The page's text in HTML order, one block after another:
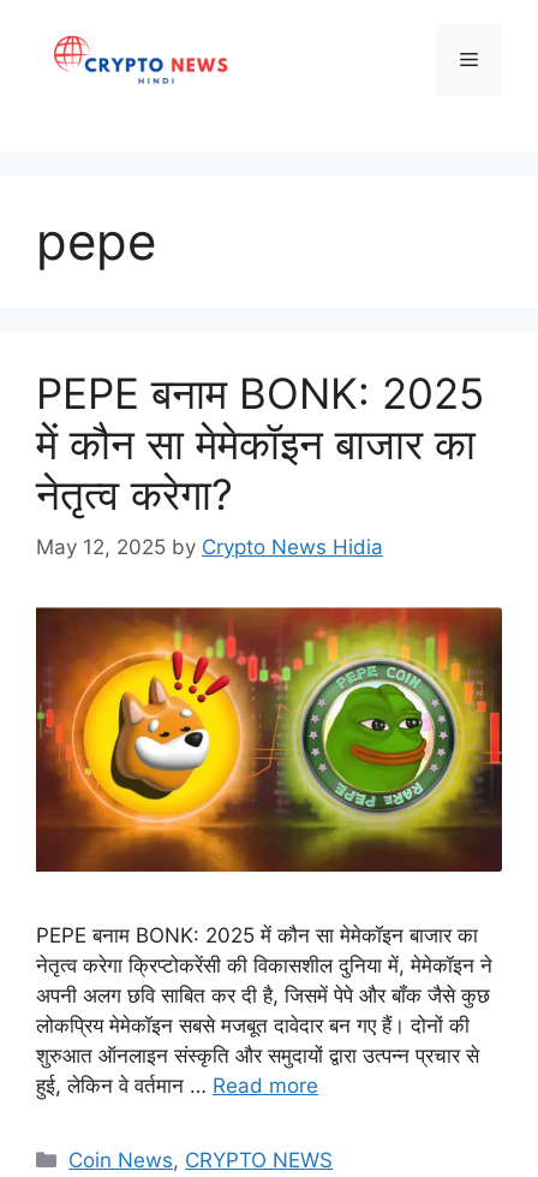
content
Menu
pepe
PEPE बनाम BONK: 2025
में कौन सा मेमेकॉइन बाजार का
नेतृत्व करेगा?
May 12, 2025 by Crypto News Hidia
PEPE बनाम BONK: 2025 में कौन सा मेमेकॉइन बाजार का
नेतृत्व करेगा क्रिप्टोकरेंसी की विकासशील दुनिया में, मेमेकॉइन ने
अपनी अलग छवि साबित कर दी है, जिसमें पेपे और बॉंक जैसे कुछ
लोकप्रिय मेमेकॉइन सबसे मजबूत दावेदार बन गए हैं। दोनों की
शुरुआत ऑनलाइन संस्कृति और समुदायों द्वारा उत्पन्न प्रचार से
हुई, लेकिन वे वर्तमान … Read more
Categories
Coin News, CRYPTO NEWS